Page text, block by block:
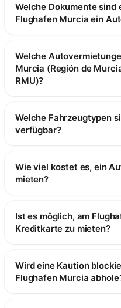
Welche Dokumente sind
Flughafen Murcia ein
Welche
Murcia (Región de
RMU)?
Welche Fahrzeugtypen
verfügbar?
Wie viel kostet es, ein
mieten?
Ist es möglich, am
Kreditkarte zu mieten?
Wird eine Kaution
Flughafen Murcia